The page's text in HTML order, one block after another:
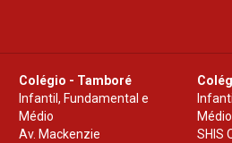
Colégio - Tamboré
Infantil, Fundamental e
Médio
Av. Mackenzie
Médio
SHIS